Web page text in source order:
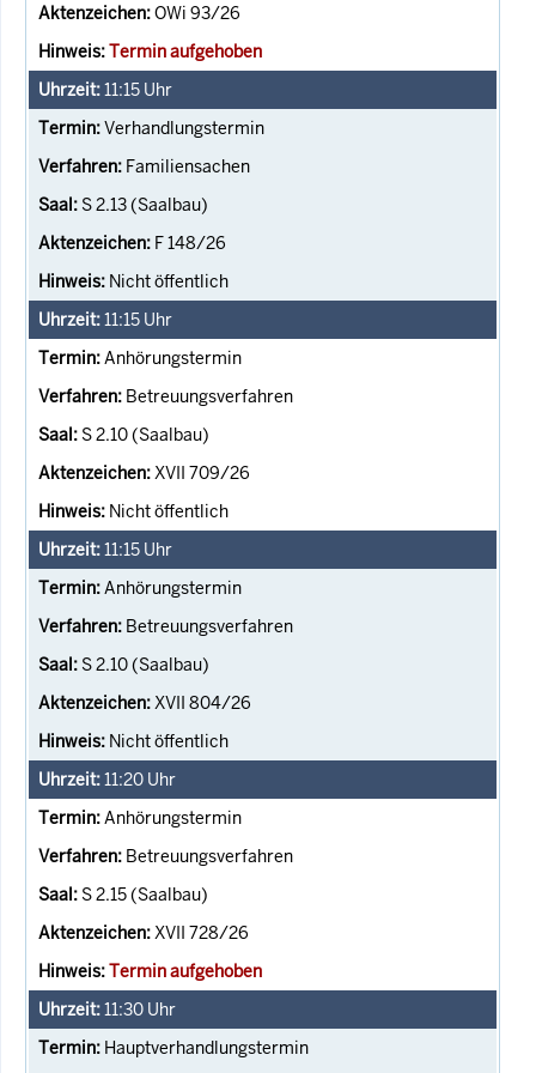
OWi 93/26
Termin aufgehoben
11:15 Uhr
Verhandlungstermin
Familiensachen
S 2.13 (Saalbau)
F 148/26
Nicht öffentlich
11:15 Uhr
Anhörungstermin
Betreuungsverfahren
S 2.10 (Saalbau)
XVII 709/26
Nicht öffentlich
11:15 Uhr
Anhörungstermin
Betreuungsverfahren
S 2.10 (Saalbau)
XVII 804/26
Nicht öffentlich
11:20 Uhr
Anhörungstermin
Betreuungsverfahren
S 2.15 (Saalbau)
XVII 728/26
Termin aufgehoben
11:30 Uhr
Hauptverhandlungstermin